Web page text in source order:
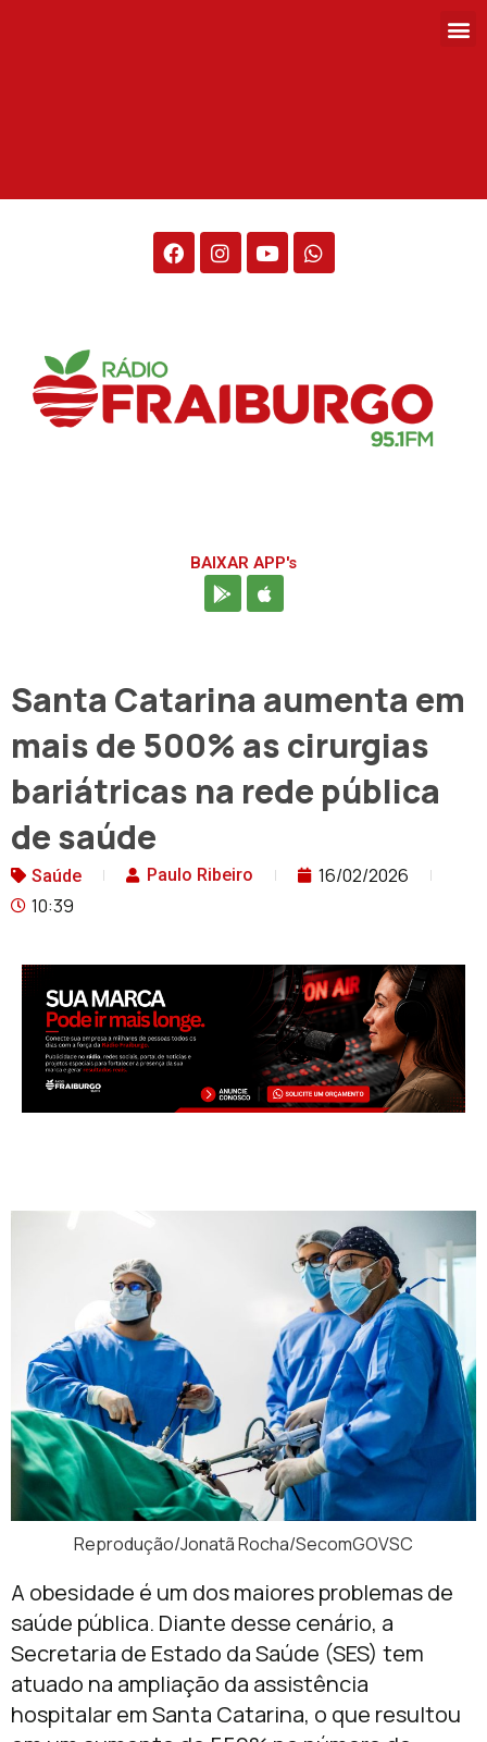
BAIXAR APP's
Santa Catarina aumenta em
mais de 500% as cirurgias
bariátricas na rede pública
de saúde
Saúde Paulo Ribeiro
16/02/2026
10:39
Reprodução/Jonatã Rocha/SecomGOVSC
A obesidade é um dos maiores problemas de
saúde pública. Diante desse cenário, a
Secretaria de Estado da Saúde (SES) tem
atuado na ampliação da assistência
hospitalar em Santa Catarina, o que resultou